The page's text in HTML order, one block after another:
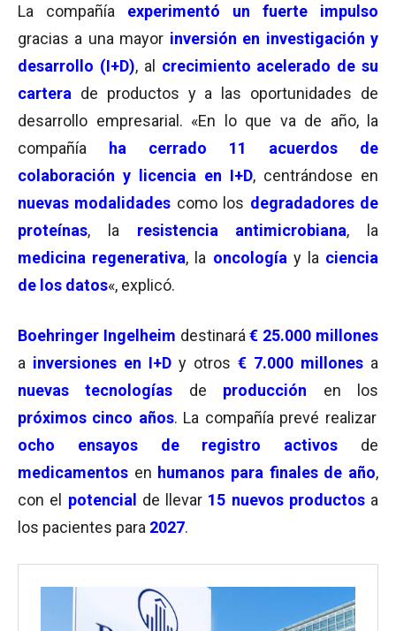
La compañía experimentó un fuerte impulso
gracias a una mayor inversión en investigación y
desarrollo (I+D), al crecimiento acelerado de su
cartera de productos y a las oportunidades de
desarrollo empresarial. «En lo que va de año, la
compañía ha cerrado 11 acuerdos de
colaboración y licencia en I+D, centrándose en
nuevas modalidades como los degradadores de
proteínas, la resistencia antimicrobiana, la
medicina regenerativa, la oncología y la ciencia
de los datos«, explicó.
Boehringer Ingelheim destinará€ 25.000 millones
a inversiones en I+D y otros € 7.000 millones a
nuevas tecnologías de producción en los
próximos cinco años. La compañía prevé realizar
ocho ensayos de registro activos de
medicamentos en humanos para finales de año,
con el potencial de llevar 15 nuevos productosa
los pacientes para 2027.